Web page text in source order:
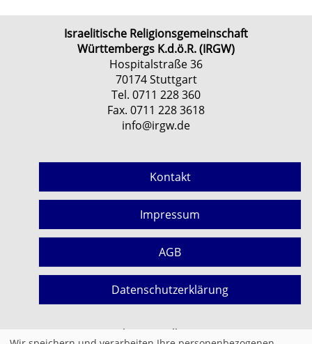
Israelitische Religionsgemeinschaft
Württembergs K.d.ö.R. (IRGW)
Hospitalstraße 36
70174 Stuttgart
Tel. 0711 228 360
Fax. 0711 228 3618
info@irgw.de
Kontakt
Impressum
AGB
Datenschutzerklärung
Cookie Einstellungen